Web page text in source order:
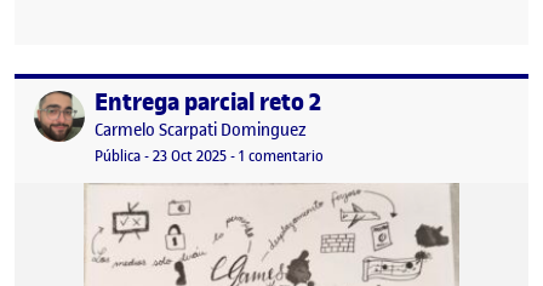
Publicado porEntrega parcial reto 2
Publicado por
Carmelo Scarpati Dominguez
Visibilidad:
Pública-Fecha de publicación
23 Oct 2025-1 comentario